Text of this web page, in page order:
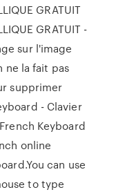
GRATUIT
GRATUIT -
sur l'image
ne la fait pas
supprimer
- Clavier
Keyboard
online
can use
to type